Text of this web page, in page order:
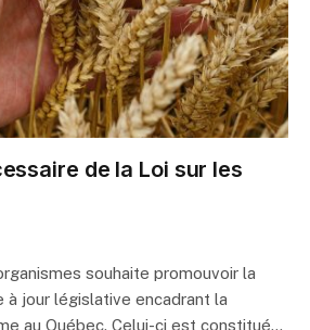
de la Loi sur les
souhaite promouvoir la
à jour législative encadrant la
au Québec. Celui-ci est constitué…